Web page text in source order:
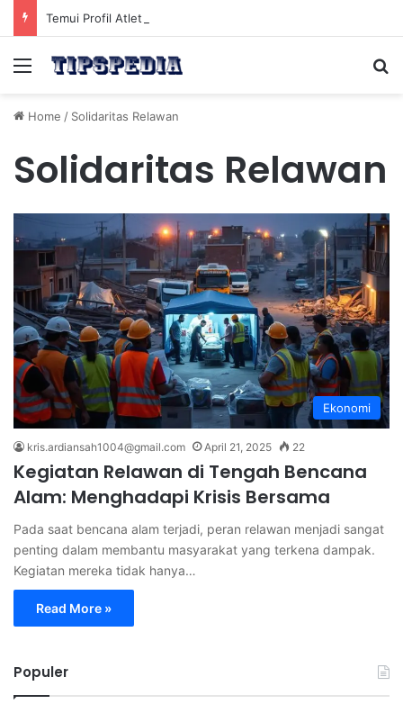
Menu
Home / Solidaritas Relawan
Solidaritas Relawan
Ekonomi
kris.ardiansah1004@gmail.com April 21, 2025 22
Kegiatan Relawan di Tengah Bencana
Alam: Menghadapi Krisis Bersama
Pada saat bencana alam terjadi, peran relawan menjadi sangat
penting dalam membantu masyarakat yang terkena dampak.
Kegiatan mereka tidak hanya…
Read More »
Populer